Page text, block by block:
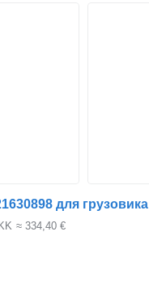
для грузовика
≈ 334,40 €